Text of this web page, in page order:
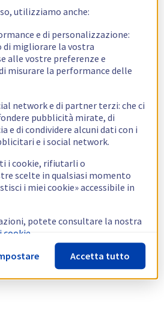
utilizziamo anche:
e di personalizzazione:
migliorare la vostra
alle vostre preferenze e
misurare la performance delle
network e di partner terzi: che ci
pubblicità mirate, di
e di condividere alcuni dati con i
e i social network.
i cookie, rifiutarli o
scelte in qualsiasi momento
i miei cookie» accessibile in
potete consultare la nostra
Accetta tutto